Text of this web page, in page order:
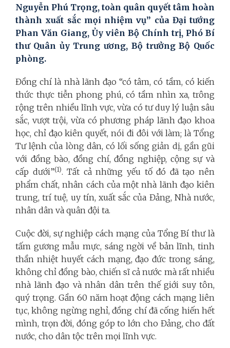
Nguyễn Phú Trọng, toàn quân quyết tâm hoàn
thành xuất sắc mọi nhiệm vụ” của Đại tướng
Phan Văn Giang, Ủy viên Bộ Chính trị, Phó Bí
thư Quân ủy Trung ương, Bộ trưởng Bộ Quốc
phòng.
Đồng chí là nhà lãnh đạo “có tâm, có tầm, có kiến
thức thực tiễn phong phú, có tầm nhìn xa, trông
rộng trên nhiều lĩnh vực, vừa có tư duy lý luận sâu
sắc, vượt trội, vừa có phương pháp lãnh đạo khoa
học, chỉ đạo kiên quyết, nói đi đôi với làm; là Tổng
Tư lệnh của lòng dân, có lối sống giản dị, gần gũi
với đồng bào, đồng chí, đồng nghiệp, cộng sự và
cấp dưới”(1). Tất cả những yếu tố đó đã tạo nên
phẩm chất, nhân cách của một nhà lãnh đạo kiên
trung, trí tuệ, uy tín, xuất sắc của Đảng, Nhà nước,
nhân dân và quân đội ta.
Cuộc đời, sự nghiệp cách mạng của Tổng Bí thư là
tấm gương mẫu mực, sáng ngời về bản lĩnh, tinh
thần nhiệt huyết cách mạng, đạo đức trong sáng,
không chỉ đồng bào, chiến sĩ cả nước mà rất nhiều
nhà lãnh đạo và nhân dân trên thế giới suy tôn,
quý trọng. Gần 60 năm hoạt động cách mạng liên
tục, không ngừng nghỉ, đồng chí đã cống hiến hết
mình, trọn đời, đóng góp to lớn cho Đảng, cho đất
nước, cho dân tộc trên mọi lĩnh vực.